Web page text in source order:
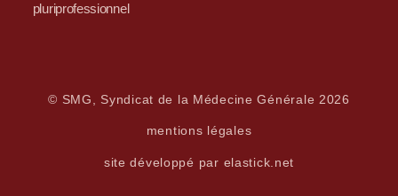
pluriprofessionnel
© SMG, Syndicat de la Médecine Générale 2026
mentions légales
site développé par elastick.net